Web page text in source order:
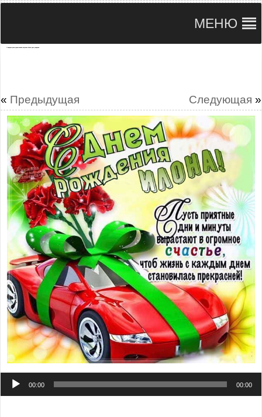
МЕНЮ
« Предыдущая Следующая »
Аудиоплеер
00:00 00:00